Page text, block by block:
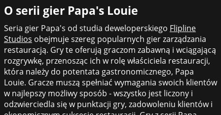
O serii gier Papa's Louie
Seria gier Papa's od studia deweloperskiego Flipline
Studios obejmuje szereg popularnych gier zarządzania
restauracją. Gry te oferują graczom zabawną i wciągającą
rozgrywkę, przenosząc ich w rolę właściciela restauracji,
która należy do potentata gastronomicznego, Papa
Louie. Gracze muszą spełniać wymagania swoich klientów
w najlepszy możliwy sposób - wszystko jest liczony i
odzwierciedla się w punktacji gry, zadowoleniu klientów i